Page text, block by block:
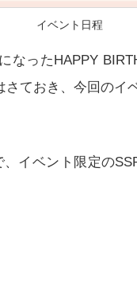
イベント日程
なったHAPPY
ておき、今回のイ
イベント限定の